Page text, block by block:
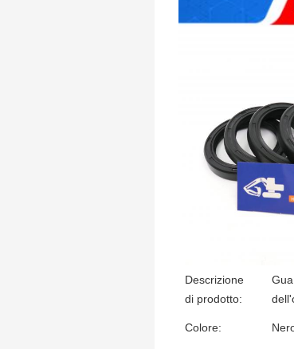
Descrizione
di prodotto:
Colore: